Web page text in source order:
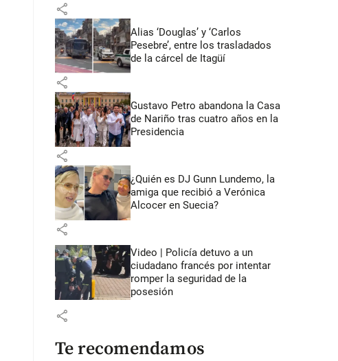
share
Alias ‘Douglas’ y ‘Carlos
Pesebre’, entre los trasladados
de la cárcel de Itagüí
share
Gustavo Petro abandona la Casa
de Nariño tras cuatro años en la
Presidencia
share
¿Quién es DJ Gunn Lundemo, la
amiga que recibió a Verónica
Alcocer en Suecia?
share
Video | Policía detuvo a un
ciudadano francés por intentar
romper la seguridad de la
posesión
share
Te recomendamos